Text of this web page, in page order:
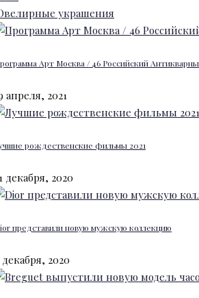
украшения
Арт Москва / 46 Российский
апреля, 2021
рождественские фильмы 2021
декабря, 2020
представили новую мужскую коллекцию
2020